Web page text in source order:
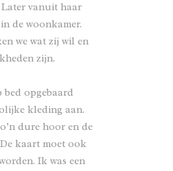
vanuit haar
de woonkamer.
we wat zij wil en
zijn.
opgebaard
kleding aan.
dure hoor en de
kaart moet ook
Ik was een